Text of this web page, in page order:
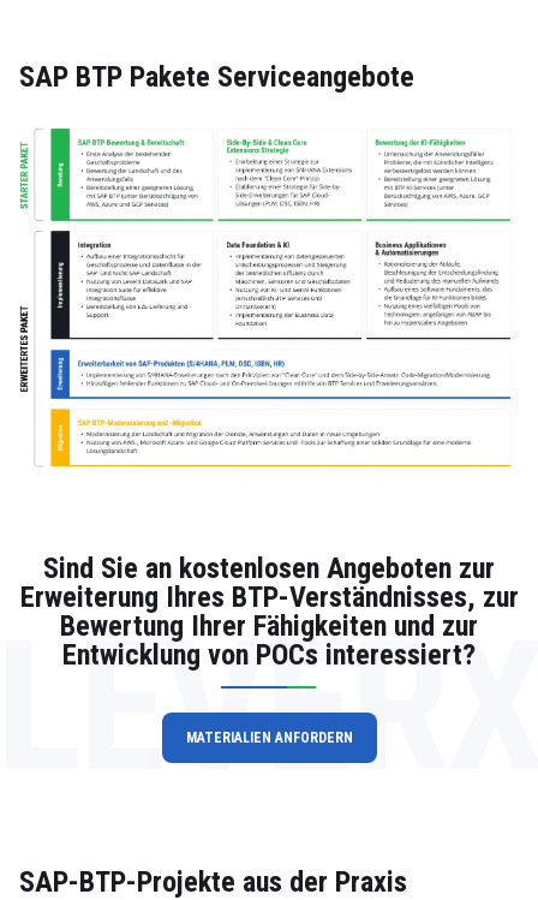
SAP BTP Pakete Serviceangebote
Sind Sie an kostenlosen Angeboten zur
Erweiterung Ihres BTP-Verständnisses, zur
Bewertung Ihrer Fähigkeiten und zur
Entwicklung von POCs interessiert?
MATERIALIEN ANFORDERN
SAP-BTP-Projekte aus der Praxis